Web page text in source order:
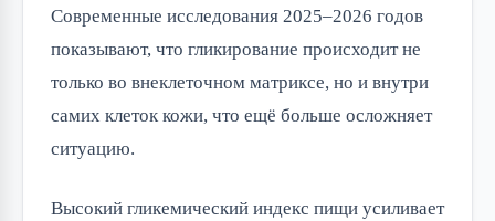
Современные исследования 2025–2026 годов
показывают, что гликирование происходит не
только во внеклеточном матриксе, но и внутри
самих клеток кожи, что ещё больше осложняет
ситуацию.
Высокий гликемический индекс пищи усиливает